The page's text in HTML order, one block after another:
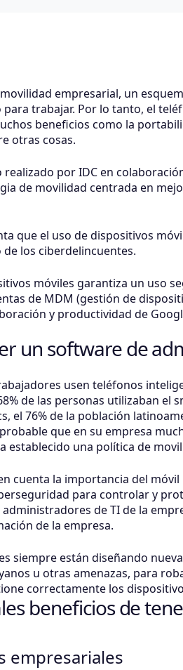
empresarial, un
trabajar. Por lo tanto, el
beneficios como la
otras cosas.
por IDC en
de movilidad centrada en
que el uso de dispositivos
los ciberdelincuentes.
móviles garantiza un uso
de MDM (gestión de
y productividad de
un software de
usen teléfonos
de las personas utilizaban
el 76% de la población
que en su empresa
establecido una política de
cuenta la importancia del
para controlar y
de TI de la
de la empresa.
siempre están diseñando
u otras amenazas, para
correctamente los
beneficios de
empresariales